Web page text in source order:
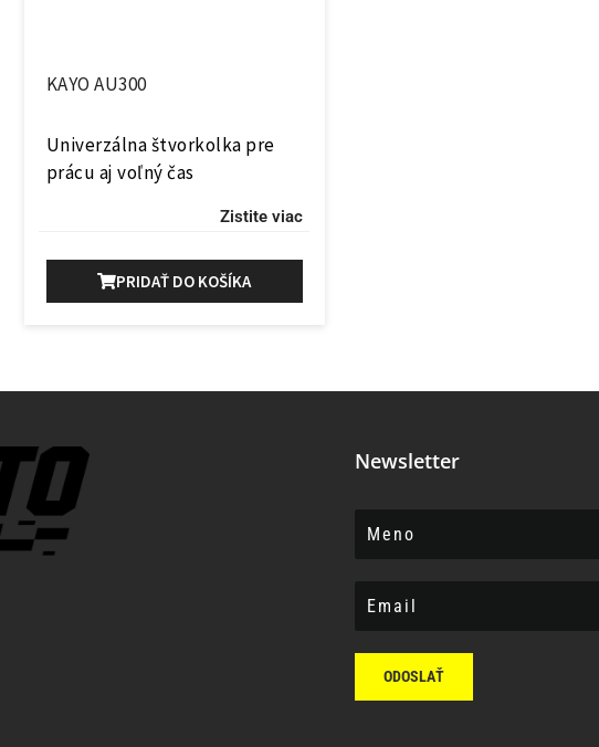
KAYO AU300
Univerzálna štvorkolka pre
prácu aj voľný čas
Zistite viac
PRIDAŤ DO KOŠÍKA
Newsletter
ODOSLAŤ